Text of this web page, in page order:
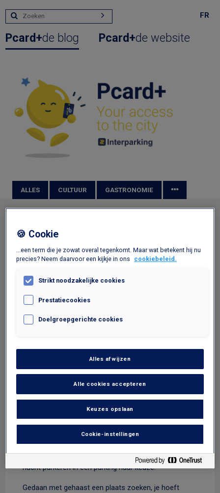
Pcard+de blog Pcard+de website
FR
ALLES CULTUUR GASTRONOMIE
Vorig artikel
Studentenabonnementen
Ben je student? We hebben een vraag : hoe kom je
altijd op tijd in de les, of toch bijna? Met
Ook als het druk is in de stad en de plaatsen
schaars zijn, kan je met het studentenabonnement
van € 35/maand op elk moment van de dag of
nacht parkeren in een parking naar keuze.
Gedaan met gehaast een plaats zoeken, je hoeft
🍪 Cookie
...een term die je zowat overal tegenkomt. Maar wat betekent hij nu
precies? Neem daarvoor een kijkje in ons
cookiebeleid.
Strikt noodzakelijke cookies
Prestatiecookies
Doelgroepgerichte cookies
Alles afwijzen
Alle cookies accepteren
Keuzes opslaan
Cookie-instellingen